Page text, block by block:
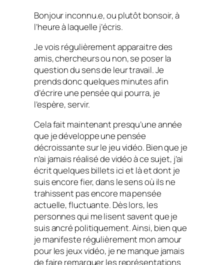
Bonjour inconnu.e, ou plutôt bonsoir, à
l’heure à laquelle j’écris.
Je vois régulièrement apparaitre des
amis, chercheurs ou non, se poser la
question du sens de leur travail. Je
prends donc quelques minutes afin
d’écrire une pensée qui pourra, je
l’espère, servir.
Cela fait maintenant presqu’une année
que je développe une pensée
décroissante sur le jeu vidéo. Bien que je
n’ai jamais réalisé de vidéo à ce sujet, j’ai
écrit quelques billets ici et là et dont je
suis encore fier, dans le sens où ils ne
trahissent pas encore ma pensée
actuelle, fluctuante. Dès lors, les
personnes qui me lisent savent que je
suis ancré politiquement. Ainsi, bien que
je manifeste régulièrement mon amour
pour les jeux vidéo, je ne manque jamais
de faire remarquer les représentations